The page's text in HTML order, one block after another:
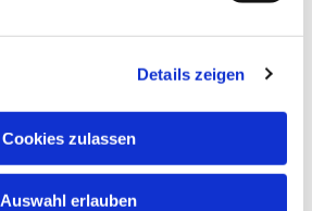
Details zeigen
Cookies zulassen
Auswahl erlauben